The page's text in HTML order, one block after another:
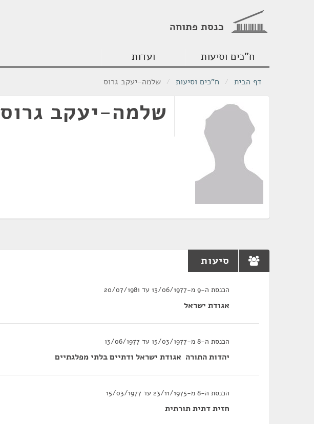
כנסת פתוחה
ח"כים וסיעות ועדות
דף הבית / ח"כים וסיעות / שלמה-יעקב גרוס
שלמה-יעקב גרוס
סיעות
הכנסת ה-9 מ-13/06/1977 עד 20/07/1981
אגודת ישראל
הכנסת ה-8 מ-15/03/1977 עד 13/06/1977
יהדות התורה ­ אגודת ישראל ודתיים בלתי מפלגתיים
הכנסת ה-8 מ-23/11/1975 עד 15/03/1977
חזית דתית תורתית